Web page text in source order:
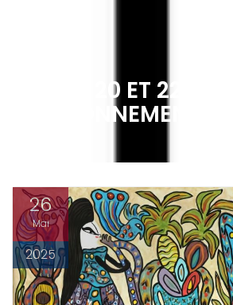
COURS 20 ET 22 ET
ENVIRONNEMENT
26
Mai
2025